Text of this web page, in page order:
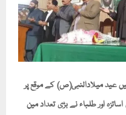
عید میلادالنبی(ص) کے موقع پر
اور طلباء نے بڑی تعداد مین